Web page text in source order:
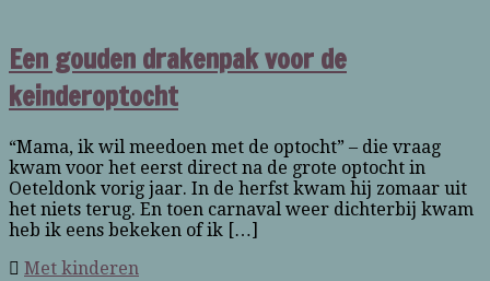
Een gouden drakenpak voor de
keinderoptocht
“Mama, ik wil meedoen met de optocht” – die vraag
kwam voor het eerst direct na de grote optocht in
Oeteldonk vorig jaar. In de herfst kwam hij zomaar uit
het niets terug. En toen carnaval weer dichterbij kwam
heb ik eens bekeken of ik […]
Met kinderen